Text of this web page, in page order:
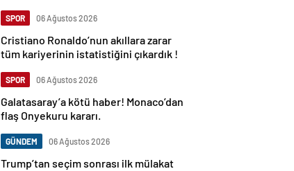
SPOR 06 Ağustos 2026
Cristiano Ronaldo’nun akıllara zarar
tüm kariyerinin istatistiğini çıkardık !
SPOR 06 Ağustos 2026
Galatasaray’a kötü haber! Monaco’dan
flaş Onyekuru kararı.
GÜNDEM 06 Ağustos 2026
Trump’tan seçim sonrası ilk mülakat